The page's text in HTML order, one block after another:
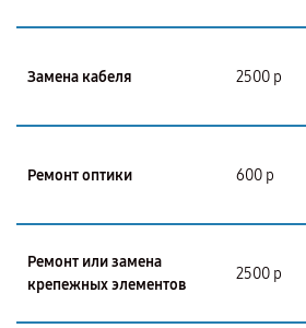
Замена кабеля 2500 р
Ремонт оптики 600 р
Ремонт или замена
крепежных элементов
2500 р